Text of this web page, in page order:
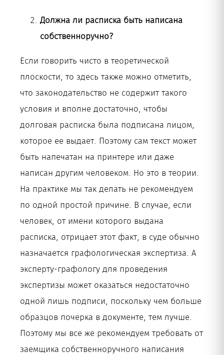
Должна ли расписка быть написана
собственноручно?
Если говорить чисто в теоретической
плоскости, то здесь также можно отметить,
что законодательство не содержит такого
условия и вполне достаточно, чтобы
долговая расписка была подписана лицом,
которое ее выдает. Поэтому сам текст может
быть напечатан на принтере или даже
написан другим человеком. Но это в теории.
На практике мы так делать не рекомендуем
по одной простой причине. В случае, если
человек, от имени которого выдана
расписка, отрицает этот факт, в суде обычно
назначается графологическая экспертиза. А
эксперту-графологу для проведения
экспертизы может оказаться недостаточно
одной лишь подписи, поскольку чем больше
образцов почерка в документе, тем лучше.
Поэтому мы все же рекомендуем требовать от
заемщика собственноручного написания